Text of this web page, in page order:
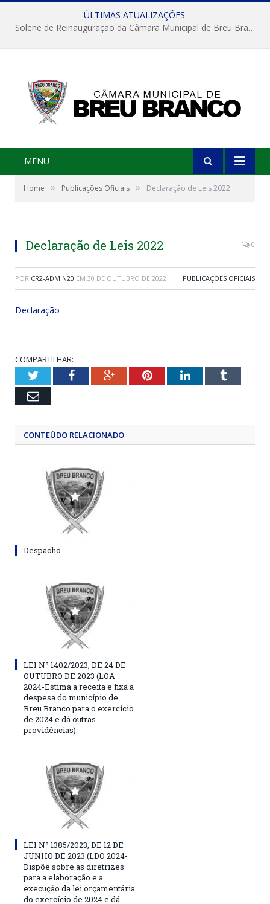
ÚLTIMAS ATUALIZAÇÕES:
Solene de Reinauguração da Câmara Municipal de Breu Branco
MENU
Home » Publicações Oficiais » Declaração de Leis 2022
Declaração de Leis 2022 0
POR CR2-ADMIN20 EM 30 DE OUTUBRO DE 2022 PUBLICAÇÕES OFICIAIS
Declaração
COMPARTILHAR:
TwitterFacebookGoogle+PinterestLinkedInTumblr
Email
CONTEÚDO RELACIONADO
Despacho
LEI Nº 1402/2023, DE 24 DE
OUTUBRO DE 2023 (LOA
2024-Estima a receita e fixa a
despesa do município de
Breu Branco para o exercício
de 2024 e dá outras
providências)
LEI Nº 1385/2023, DE 12 DE
JUNHO DE 2023 (LDO 2024-
Dispõe sobre as diretrizes
para a elaboração e a
execução da lei orçamentária
do exercício de 2024 e dá